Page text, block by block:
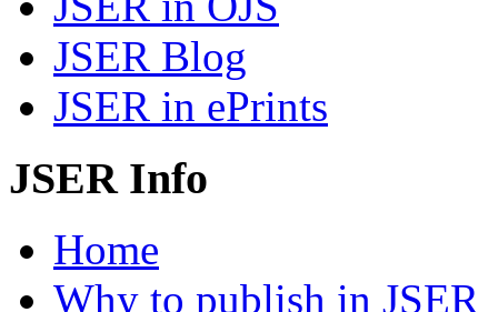
JSER Blog
JSER in ePrints
JSER Info
Home
Why to publish in JSER